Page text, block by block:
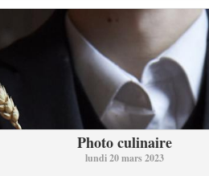
Photo culinaire
lundi 20 mars 2023